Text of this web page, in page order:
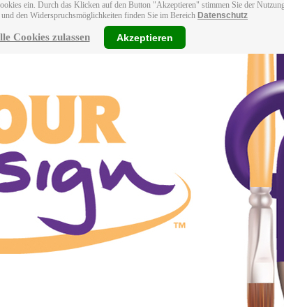
ein. Durch das Klicken auf den Button "Akzeptieren" stimmen Sie der
den Widerspruchsmöglichkeiten finden Sie im Bereich Datenschutz
Cookies zulassen Akzeptieren